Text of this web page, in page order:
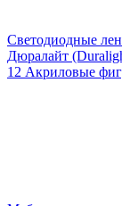
Светодиодные
Дюралайт
12 Акриловые